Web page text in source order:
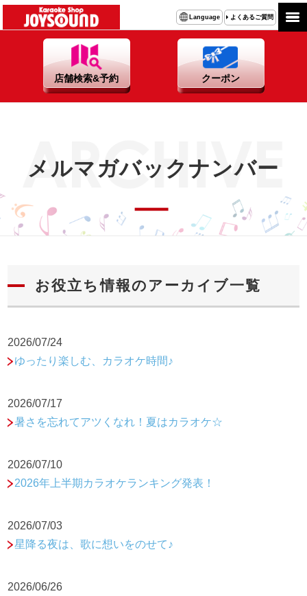
Language よくあるご質問
店舗検索&予約 クーポン
メルマガバックナンバー
お役立ち情報のアーカイブ一覧
2026/07/24
ゆったり楽しむ、カラオケ時間♪
2026/07/17
暑さを忘れてアツくなれ！夏はカラオケ☆
2026/07/10
2026年上半期カラオケランキング発表！
2026/07/03
星降る夜は、歌に想いをのせて♪
2026/06/26